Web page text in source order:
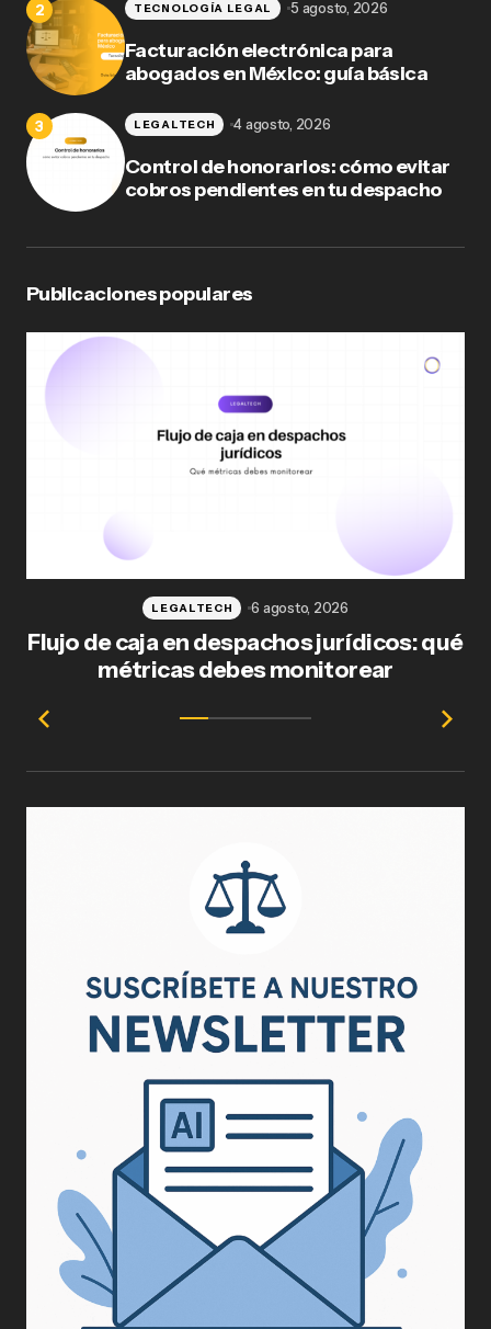
Facturación electrónica para
abogados en México: guía básica
TECNOLOGÍA LEGAL 5 agosto, 2026
Control de honorarios: cómo evitar
cobros pendientes en tu despacho
LEGALTECH 4 agosto, 2026
Publicaciones populares
Flujo de caja en despachos jurídicos: qué
métricas debes monitorear
LEGALTECH 6 agosto, 2026